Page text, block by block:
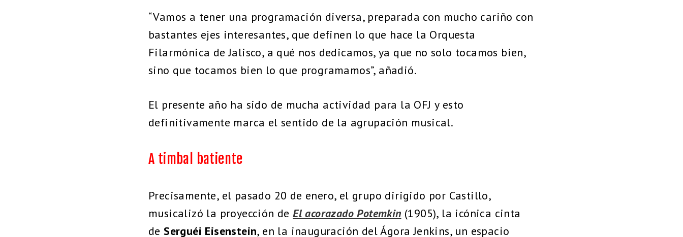
“Vamos a tener una programación diversa, preparada con mucho cariño con
bastantes ejes interesantes, que definen lo que hace la Orquesta
Filarmónica de Jalisco, a qué nos dedicamos, ya que no solo tocamos bien,
sino que tocamos bien lo que programamos”, añadió.
El presente año ha sido de mucha actividad para la OFJ y esto
definitivamente marca el sentido de la agrupación musical.
A timbal batiente
Precisamente, el pasado 20 de enero, el grupo dirigido por Castillo,
musicalizó la proyección deEl acorazado Potemkin (1905), la icónica cinta
deSerguéi Eisenstein, en la inauguración del Ágora Jenkins, un espacio